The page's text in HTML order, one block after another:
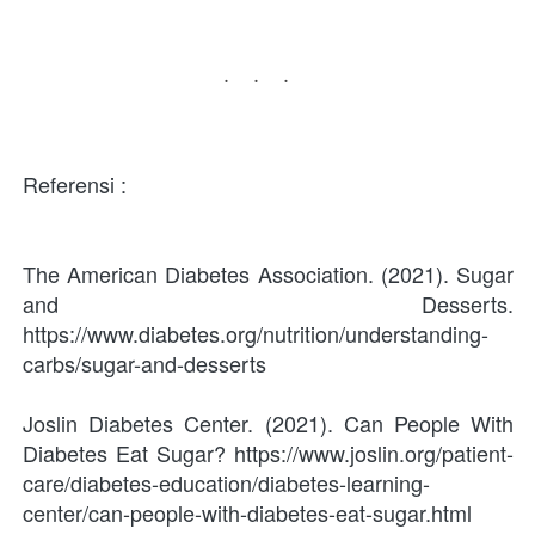
...
Referensi :
The American Diabetes Association. (2021). Sugar
and Desserts.
https://www.diabetes.org/nutrition/understanding-
carbs/sugar-and-desserts
Joslin Diabetes Center. (2021). Can People With
Diabetes Eat Sugar? https://www.joslin.org/patient-
care/diabetes-education/diabetes-learning-
center/can-people-with-diabetes-eat-sugar.html